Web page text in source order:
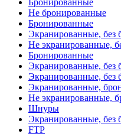
Не бронированные
Бронированные
Экранированные, без
Не экранированные,
Бронированные
Экранированные, без
Экранированные, без
Экранированные,
Не экранированные,
Шнуры
Экранированные, без
FTP